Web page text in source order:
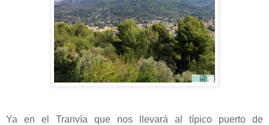
Ya en el Tranvía que nos llevará al típico puerto de